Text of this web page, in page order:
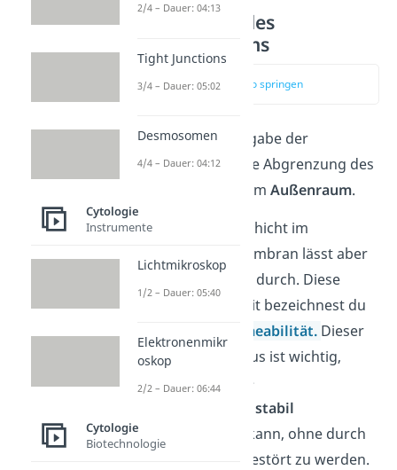
Abgrenzung des
Zellinnenraums
zum Video springen
Die wichtigste Aufgabe der
Zellmembran ist die Abgrenzung des
vomAußenraum.
Die hydrophobe Schicht im
Innenraum der Membran lässt aber
nicht alle Moleküle durch. Diese
Halbdurchlässigkeit bezeichnest du
Semipermeabilität. Dieser
Schutzmechanismus ist wichtig,
damit die Zelle ihre
Lebensfunktionen stabil
aufrechterhalten
kann, ohne durch
äußere Einflüsse gestört zu werden.
2/4 – Dauer: 04:13
Tight Junctions
3/4 – Dauer: 05:02
Desmosomen
4/4 – Dauer: 04:12
Cytologie
Instrumente
Lichtmikroskop
1/2 – Dauer: 05:40
Elektronenmikr
oskop
2/2 – Dauer: 06:44
Cytologie
Biotechnologie